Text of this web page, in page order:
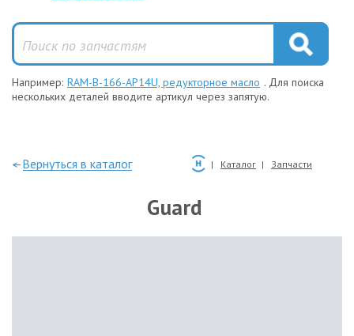
Например: RAM-B-166-AP14U, редукторное масло . Для поиска
нескольких деталей вводите артикул через запятую.
—Вернуться в каталог Каталог Запчасти
Guard